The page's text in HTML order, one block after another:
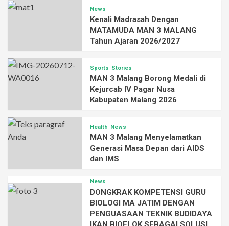
News
Kenali Madrasah Dengan
MATAMUDA MAN 3 MALANG
Tahun Ajaran 2026/2027
Sports Stories
MAN 3 Malang Borong Medali di
Kejurcab IV Pagar Nusa
Kabupaten Malang 2026
Health News
MAN 3 Malang Menyelamatkan
Generasi Masa Depan dari AIDS
dan IMS
News
DONGKRAK KOMPETENSI GURU
BIOLOGI MA JATIM DENGAN
PENGUASAAN TEKNIK BUDIDAYA